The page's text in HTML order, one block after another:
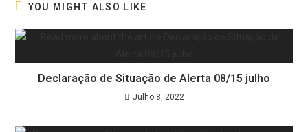
YOU MIGHT ALSO LIKE
Declaração de Situação de Alerta 08/15 julho
Julho 8, 2022